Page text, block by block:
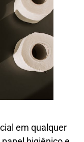
em qualquer